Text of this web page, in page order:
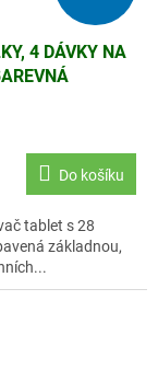
4 DÁVKY NA
Do košíku
tablet s 28
základnou,